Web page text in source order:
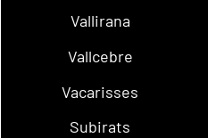
Vallirana
Vallcebre
Vacarisses
Subirats